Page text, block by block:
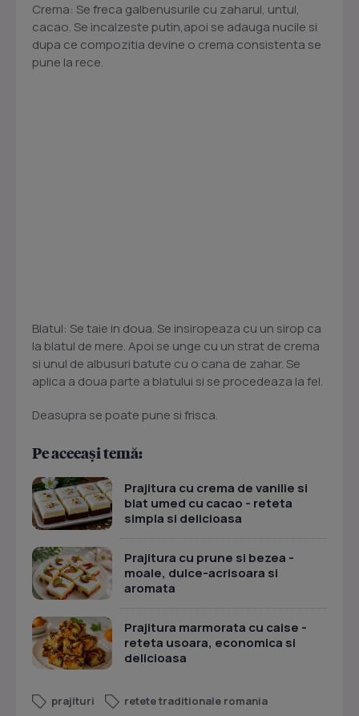
Crema: Se freca galbenusurile cu zaharul, untul,
cacao. Se incalzeste putin,apoi se adauga nucile si
dupa ce compozitia devine o crema consistenta se
pune la rece.
Blatul: Se taie in doua. Se insiropeaza cu un sirop ca
la blatul de mere. Apoi se unge cu un strat de crema
si unul de albusuri batute cu o cana de zahar. Se
aplica a doua parte a blatului si se procedeaza la fel.
Deasupra se poate pune si frisca.
Pe aceeași temă:
Prajitura cu crema de vanilie si
blat umed cu cacao - reteta
simpla si delicioasa
Prajitura cu prune si bezea -
moale, dulce-acrisoara si
aromata
Prajitura marmorata cu caise -
reteta usoara, economica si
delicioasa
prajituri retete traditionale romania